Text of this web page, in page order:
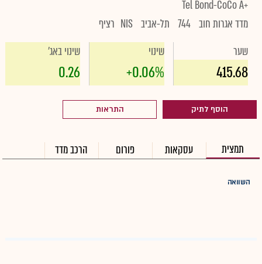
Tel Bond-CoCo A+
מדד אגרות חוב 744 תל-אביב NIS רציף
שער
415.68
שינוי
+0.06%
שינוי באג'
0.26
הוסף לתיק התראות
תמצית עסקאות פורום הרכב מדד
השוואה